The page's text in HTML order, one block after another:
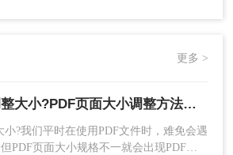
更多 >
PDFf打印怎么调整大小?PDF页面大小调整方法集合！
?我们平时在使用PDF文件时，难免会遇
PDF页面大小规格不一就会出现PDF打